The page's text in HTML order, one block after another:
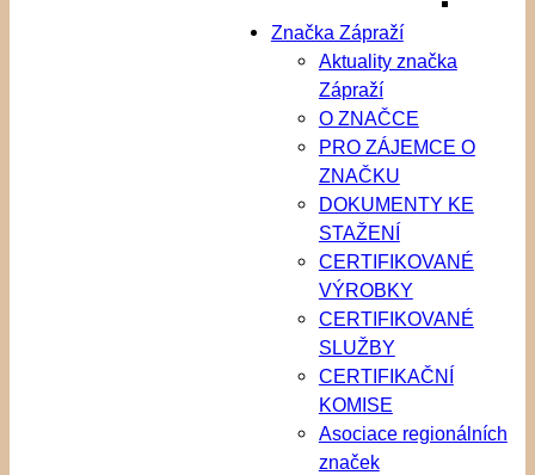
Značka Zápraží
Aktuality značka
Zápraží
O ZNAČCE
PRO ZÁJEMCE O
ZNAČKU
DOKUMENTY KE
STAŽENÍ
CERTIFIKOVANÉ
VÝROBKY
CERTIFIKOVANÉ
SLUŽBY
CERTIFIKAČNÍ
KOMISE
Asociace regionálních
značek